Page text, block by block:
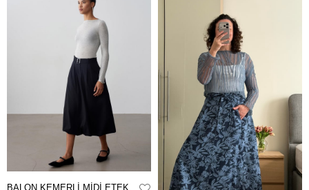
BALON KEMERLİ MİDİ ETEK